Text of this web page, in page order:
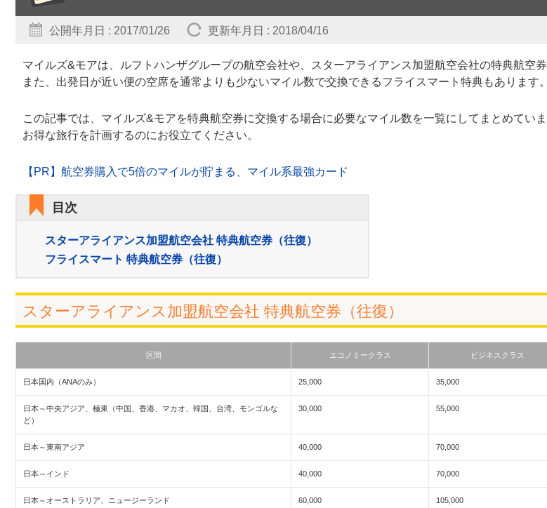
公開年月日 : 2017/01/26 更新年月日 : 2018/04/16
マイルズ&モアは、ルフトハンザグループの航空会社や、スターアライアンス加盟航空会社の特典航空
また、出発日が近い便の空席を通常よりも少ないマイル数で交換できるフライスマート特典もあります。
この記事では、マイルズ&モアを特典航空券に交換する場合に必要なマイル数を一覧にしてまとめてい
お得な旅行を計画するのにお役立てください。
【PR】航空券購入で5倍のマイルが貯まる、マイル系最強カード
目次
スターアライアンス加盟航空会社 特典航空券（往復）
フライスマート 特典航空券（往復）
スターアライアンス加盟航空会社 特典航空券（往復）
区間 エコノミークラス ビジネスクラス
日本国内（ANAのみ） 25,000 35,000
日本～中央アジア、極東（中国、香港、マカオ、韓国、台湾、モンゴルな
ど）
30,000 55,000
日本～東南アジア 40,000 70,000
日本～インド 40,000 70,000
日本～オーストラリア、ニュージーランド 60,000 105,000